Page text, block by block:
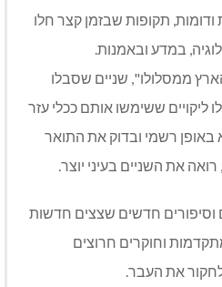
ודומות, תקופות שבזמן קצר חלו
במדע ובאמנות.
ממסלולו", שניים שסבלו
ליקויים ששימשו אותם ככלי עזר
באופן רשמי ובדוק את התואר
וסיפורים חדשים שצצים חדשות
וחוקרים חרוצים
את העבר.